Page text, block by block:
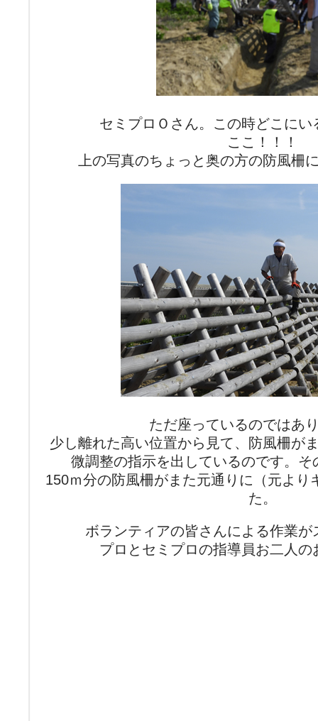
セミプロＯさん。この時どこに
ここ！！！
上の写真のちょっと奥の方の防風柵
ただ座っているのではあ
少し離れた高い位置から見て、防風柵が
微調整の指示を出しているのです。
150ｍ分の防風柵がまた元通りに（元より
た。
ボランティアの皆さんによる作業
プロとセミプロの指導員お二人の